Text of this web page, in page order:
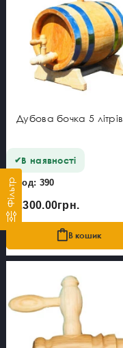
Фільтр
Дубова бочка 5 літрів
В наявності
Код: 390
2300.00грн.
В кошик